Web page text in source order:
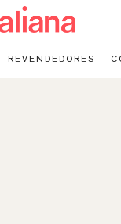
REVENDEDORES